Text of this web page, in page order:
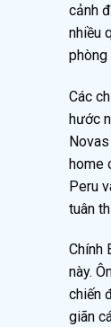
cảnh
nhiều
phòng
Các
hước
home
Peru
tuân
Chính
này.
chiến
giãn